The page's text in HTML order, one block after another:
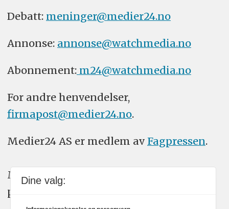
Debatt: meninger@medier24.no
Annonse: annonse@watchmedia.no
Abonnement:m24@watchmedia.no
For andre henvendelser,
firmapost@medier24.no.
Medier24 AS er medlem av Fagpressen.
Medier24 arbeider etter Vær Varsom-
plakatens regler for god presseskikk.
Dine valg: